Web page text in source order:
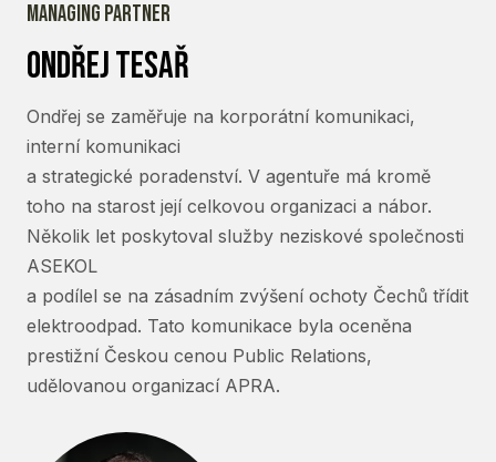
Managing partner
ondřej Tesař
Ondřej se zaměřuje na korporátní komunikaci,
interní komunikaci
a strategické poradenství. V agentuře má kromě
toho na starost její celkovou organizaci a nábor.
Několik let poskytoval služby neziskové společnosti
ASEKOL
a podílel se na zásadním zvýšení ochoty Čechů třídit
elektroodpad. Tato komunikace byla oceněna
prestižní Českou cenou Public Relations,
udělovanou organizací APRA.